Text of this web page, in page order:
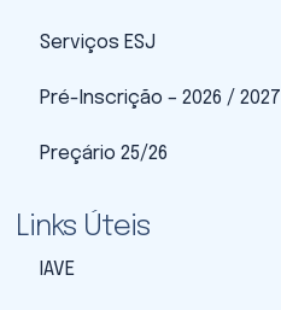
Serviços ESJ
Pré-Inscrição – 2026 / 2027
Preçário 25/26
Links Úteis
IAVE